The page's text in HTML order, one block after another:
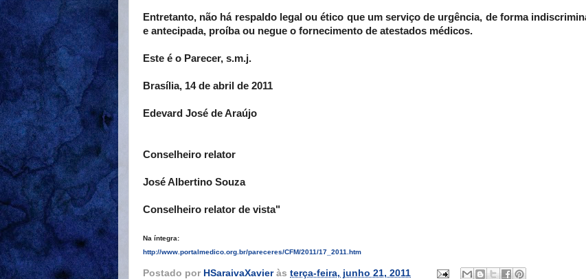
Entretanto, não há respaldo legal ou ético que um serviço de urgência, de forma
e antecipada, proíba ou negue o fornecimento de atestados médicos.
Este é o Parecer, s.m.j.
Brasília, 14 de abril de 2011
Edevard José de Araújo
Conselheiro relator
José Albertino Souza
Conselheiro relator de vista"
Na íntegra:
http://www.portalmedico.org.br/pareceres/CFM/2011/17_2011.htm
Postado por HSaraivaXavier às terça-feira, junho 21, 2011